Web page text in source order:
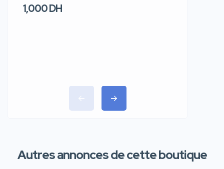
1,000 DH
Autres annonces de cette boutique